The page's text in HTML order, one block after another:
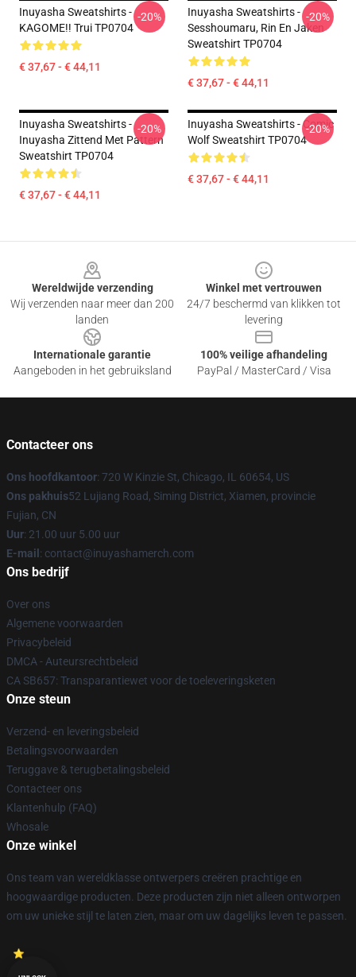
Inuyasha Sweatshirts -
KAGOME!! Trui TP0704
€ 37,67 - € 44,11
-20%
Inuyasha Sweatshirts -
Sesshoumaru, Rin En Jaken
Sweatshirt TP0704
€ 37,67 - € 44,11
-20%
Inuyasha Sweatshirts -
Inuyasha Zittend Met Pattern
Sweatshirt TP0704
€ 37,67 - € 44,11
-20%
Inuyasha Sweatshirts - Comic
Wolf Sweatshirt TP0704
€ 37,67 - € 44,11
-20%
Wereldwijde verzending
Wij verzenden naar meer dan 200
landen
Winkel met vertrouwen
24/7 beschermd van klikken tot
levering
Internationale garantie
Aangeboden in het gebruiksland
100% veilige afhandeling
PayPal / MasterCard / Visa
Contacteer ons
Ons hoofdkantoor: 720 W Kinzie St, Chicago, IL 60654, US
Ons pakhuis52 Lujiang Road, Siming District, Xiamen, provincie
Fujian, CN
Uur: 21.00 uur 5.00 uur
E-mail : contact@inuyashamerch.com
Ons bedrijf
Over ons
Algemene voorwaarden
Privacybeleid
DMCA - Auteursrechtbeleid
CA SB657: Transparantiewet voor de toeleveringsketen
Onze steun
Verzend- en leveringsbeleid
Betalingsvoorwaarden
Teruggave & terugbetalingsbeleid
Contacteer ons
Klantenhulp (FAQ)
Whosale
Onze winkel
Ons team van wereldklasse ontwerpers creëren prachtige en
hoogwaardige producten. Deze producten zijn niet alleen ontworpen
om uw unieke stijl te laten zien, maar om uw dagelijks leven te passen.